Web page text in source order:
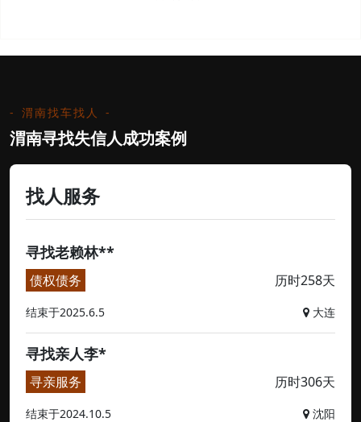
渭南找车找人
渭南寻找失信人成功案例
找人服务
寻找老赖林**
债权债务 历时258天
结束于2025.6.5 大连
寻找亲人李*
寻亲服务 历时306天
结束于2024.10.5 沈阳